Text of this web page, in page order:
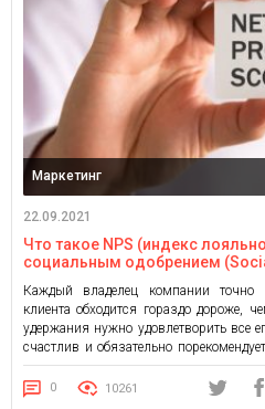
Маркетинг
22.09.2021
Что такое NPS (индекс
социальным одобрением
Каждый владелец компании точно
клиента обходится гораздо дороже,
удержания нужно удовлетворить все
счастлив и обязательно
вам за повторной покупкой. С
удовлетворенности клиента вы
0 10261